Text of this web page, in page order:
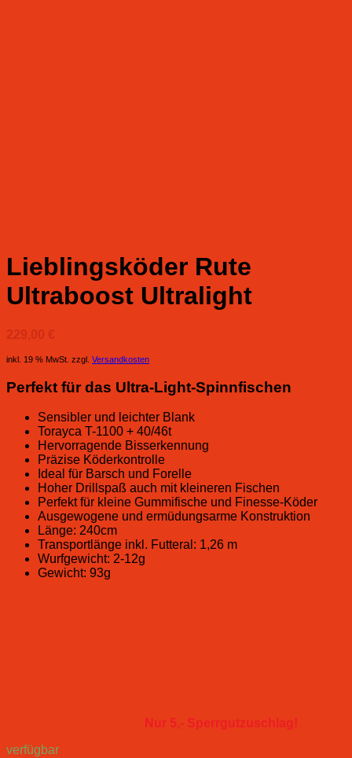
Lieblingsköder Rute
Ultraboost Ultralight
229,00 €
inkl. 19 % MwSt. zzgl. Versandkosten
Perfekt für das Ultra-Light-Spinnfischen
Sensibler und leichter Blank
Torayca T-1100 + 40/46t
Hervorragende Bisserkennung
Präzise Köderkontrolle
Ideal für Barsch und Forelle
Hoher Drillspaß auch mit kleineren Fischen
Perfekt für kleine Gummifische und Finesse-Köder
Ausgewogene und ermüdungsarme Konstruktion
Länge: 240cm
Transportlänge inkl. Futteral: 1,26 m
Wurfgewicht: 2-12g
Gewicht: 93g
Nur 5,- Sperrgutzuschlag!
verfügbar